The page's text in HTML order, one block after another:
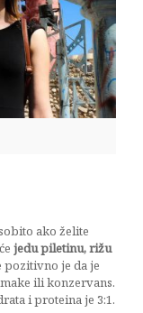
ako želite
jedu piletinu, rižu
pozitivno je da je
ili konzervans.
i proteina je 3:1.